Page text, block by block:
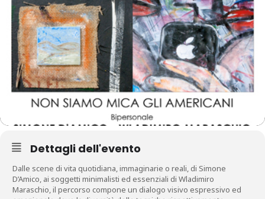
Dettagli dell'evento
Dalle scene di vita quotidiana, immaginarie o reali, di Simone
D’Amico, ai soggetti minimalisti ed essenziali di Wladimiro
Maraschio, il percorso compone un dialogo visivo espressivo ed